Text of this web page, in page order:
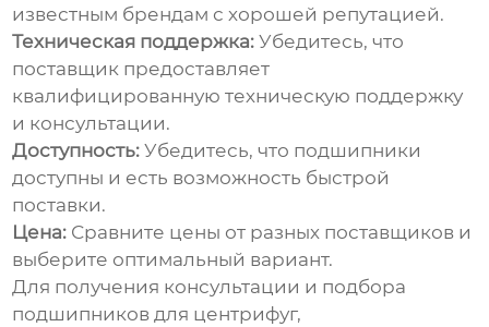
известным брендам с хорошей репутацией.
Техническая поддержка: Убедитесь, что
поставщик предоставляет
квалифицированную техническую поддержку
и консультации.
Доступность: Убедитесь, что подшипники
доступны и есть возможность быстрой
поставки.
Цена: Сравните цены от разных поставщиков и
выберите оптимальный вариант.
Для получения консультации и подбора
подшипников для центрифуг,